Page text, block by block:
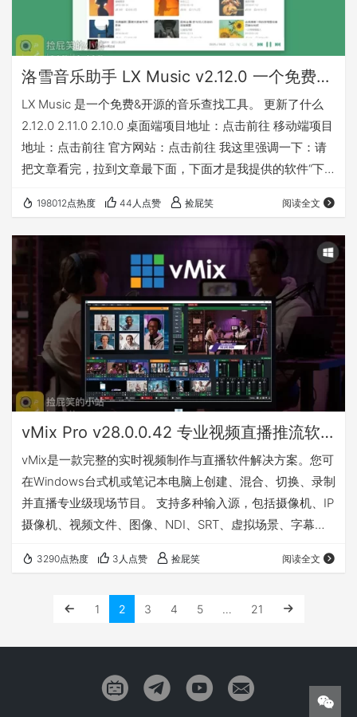
洛雪音乐助手 LX Music v2.12.0 一个免费&开源的音乐查找工具-又能听又能下载（Win/Mac/Linux）
LX Music 是一个免费&开源的音乐查找工具。 更新了什么
2.12.0 2.11.0 2.10.0 桌面端项目地址：点击前往 移动端项目
地址：点击前往 官方网站：点击前往 我这里强调一下：请
把文章看完，拉到文章最下面，下面才是我提供的软件“下
给下载什么音质的音乐，都取决于你使用的音源，请勾选合
适的音源来解决。 最新音源（2026-01-06）：
198012点热度 44人点赞 捡屁笑 阅读全文
vMix Pro v28.0.0.42 专业视频直播推流软件
vMix是一款完整的实时视频制作与直播软件解决方案。您可
在Windows台式机或笔记本电脑上创建、混合、切换、录制
并直播专业级现场节目。 支持多种输入源，包括摄像机、IP
摄像机、视频文件、图像、NDI、SRT、虚拟场景、字幕、
详情请访问官网：点击前往 我有话要说 vMix应该不用过多
介绍😂 下载地址
3290点热度 3人点赞 捡屁笑 阅读全文
1 2 3 4 5 … 21